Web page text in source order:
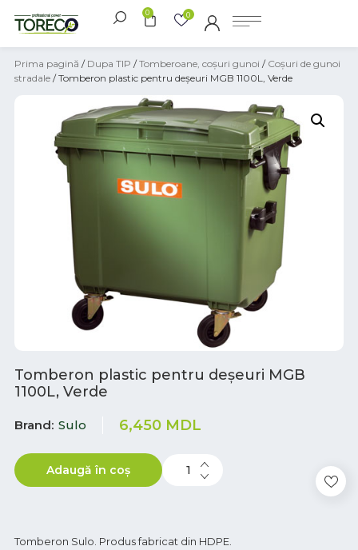
0 0
Prima pagină / Dupa TIP /Tomberoane, coșuri gunoi / Coşuri de gunoi
stradale / Tomberon plastic pentru deșeuri MGB 1100L, Verde
Tomberon plastic pentru deșeuri MGB
1100L, Verde
Brand Sulo 6,450 MDL
Adaugă în coș
Tomberon Sulo. Produs fabricat din HDPE.